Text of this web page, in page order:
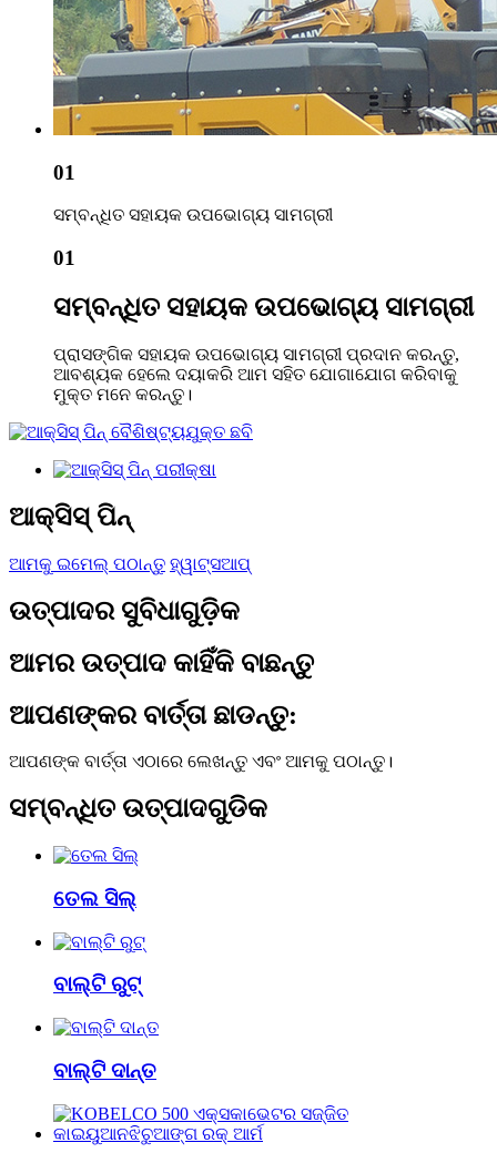
01
ସମ୍ବନ୍ଧିତ ସହାୟକ ଉପଭୋଗ୍ୟ ସାମଗ୍ରୀ
01
ସମ୍ବନ୍ଧିତ ସହାୟକ ଉପଭୋଗ୍ୟ ସାମଗ୍ରୀ
ପ୍ରାସଙ୍ଗିକ ସହାୟକ ଉପଭୋଗ୍ୟ ସାମଗ୍ରୀ ପ୍ରଦାନ କରନ୍ତୁ,
ଆବଶ୍ୟକ ହେଲେ ଦୟାକରି ଆମ ସହିତ ଯୋଗାଯୋଗ କରିବାକୁ
ମୁକ୍ତ ମନେ କରନ୍ତୁ।
ଆକ୍ସିସ୍ ପିନ୍
ଆମକୁ ଇମେଲ୍ ପଠାନ୍ତୁ ହ୍ୱାଟ୍ସଆପ୍
ଉତ୍ପାଦର ସୁବିଧାଗୁଡ଼ିକ
ଆମର ଉତ୍ପାଦ କାହିଁକି ବାଛନ୍ତୁ
ଆପଣଙ୍କର ବାର୍ତ୍ତା ଛାଡନ୍ତୁ:
ଆପଣଙ୍କ ବାର୍ତ୍ତା ଏଠାରେ ଲେଖନ୍ତୁ ଏବଂ ଆମକୁ ପଠାନ୍ତୁ।
ସମ୍ବନ୍ଧିତ ଉତ୍ପାଦଗୁଡିକ
ତେଲ ସିଲ୍
ବାଲ୍ଟି ରୁଟ୍
ବାଲ୍ଟି ଦାନ୍ତ